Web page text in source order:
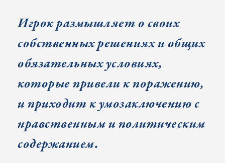
Игрок размышляет о своих
собственных решениях и общих
обязательных условиях,
которые привели к поражению,
и приходит к умозаключению с
нравственным и политическим
содержанием.